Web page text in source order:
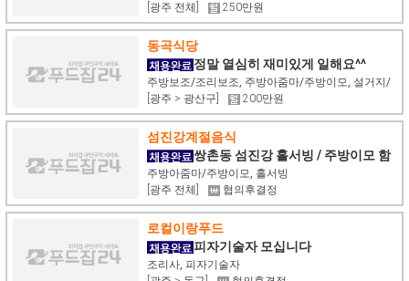
[광주 전체]
250만원
동곡식당
정말 열심히 재미있게 일해요^^
주방보조/조리보조, 주방아줌마/주방이모, 설거지/
식기세척
[광주 > 광산구] 200만원
섬진강계절음식
쌍촌동 섬진강 홀서빙 / 주방이모 함
께하실분 구합니다
주방아줌마/주방이모, 홀서빙
[광주 전체]
협의후결정
로컬이랑푸드
피자기술자 모십니다
조리사, 피자기술자